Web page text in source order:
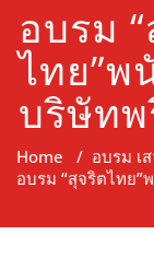
อบรม
ไทย”พ
บริษัทพ
Home / อบรม เ
อบรม “สุจริตไทย”